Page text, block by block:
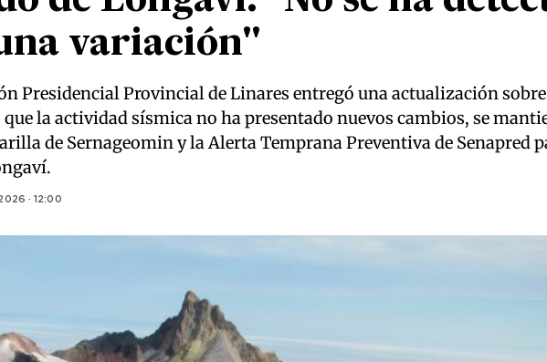
variación"
Presidencial Provincial de Linares entregó una actualización
la actividad sísmica no ha presentado nuevos cambios, se
de Sernageomin y la Alerta Temprana Preventiva de Senapred
· 12:00